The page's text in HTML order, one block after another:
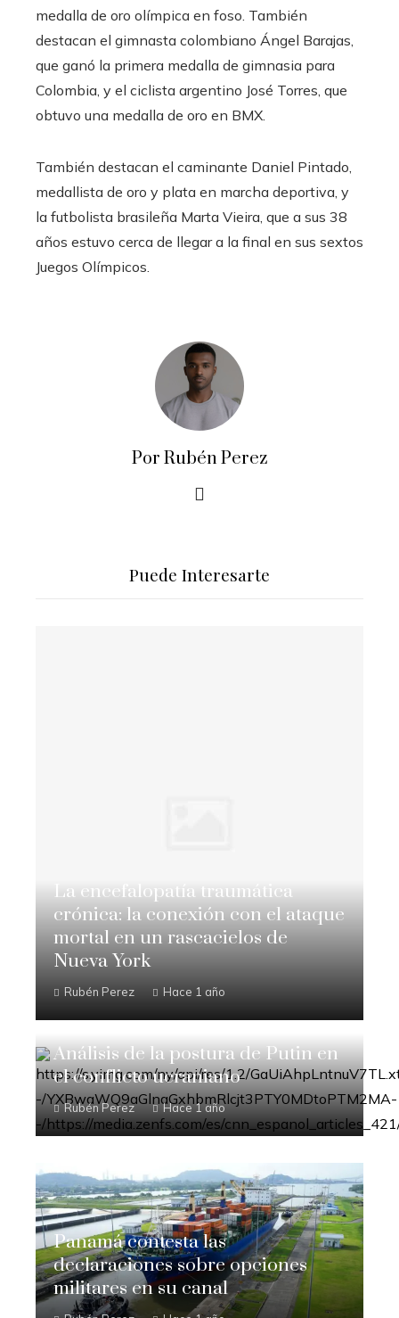
medalla de oro olímpica en foso. También
destacan el gimnasta colombiano Ángel Barajas,
que ganó la primera medalla de gimnasia para
Colombia, y el ciclista argentino José Torres, que
obtuvo una medalla de oro en BMX.
También destacan el caminante Daniel Pintado,
medallista de oro y plata en marcha deportiva, y
la futbolista brasileña Marta Vieira, que a sus 38
años estuvo cerca de llegar a la final en sus sextos
Juegos Olímpicos.
Por Rubén Perez
Puede Interesarte
La encefalopatía traumática
crónica: la conexión con el ataque
mortal en un rascacielos de
Nueva York
Rubén Perez Hace 1 año
Análisis de la postura de Putin en
el conflicto ucraniano
Rubén Perez Hace 1 año
Panamá contesta las
declaraciones sobre opciones
militares en su canal